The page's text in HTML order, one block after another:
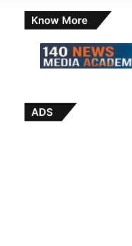
Know More
ADS